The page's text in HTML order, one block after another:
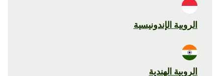
الروبية الإندونيسية
الروبية الهندية